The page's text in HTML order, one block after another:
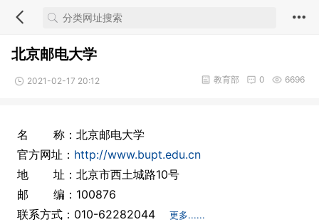
北京邮电大学
2021-02-17 20:12 6696
0
教育部
名 称：北京邮电大学
官方网址： http://www.bupt.edu.cn
地 址：北京市西土城路10号
邮 编：100876
联系方式：010-62282044 更多......